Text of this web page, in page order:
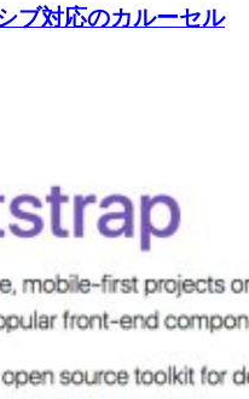
ブ対応のカルーセル